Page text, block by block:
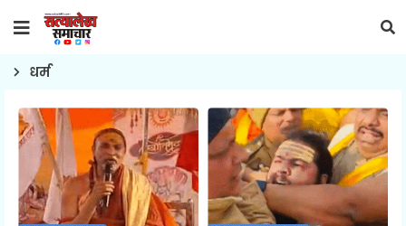
धर्म